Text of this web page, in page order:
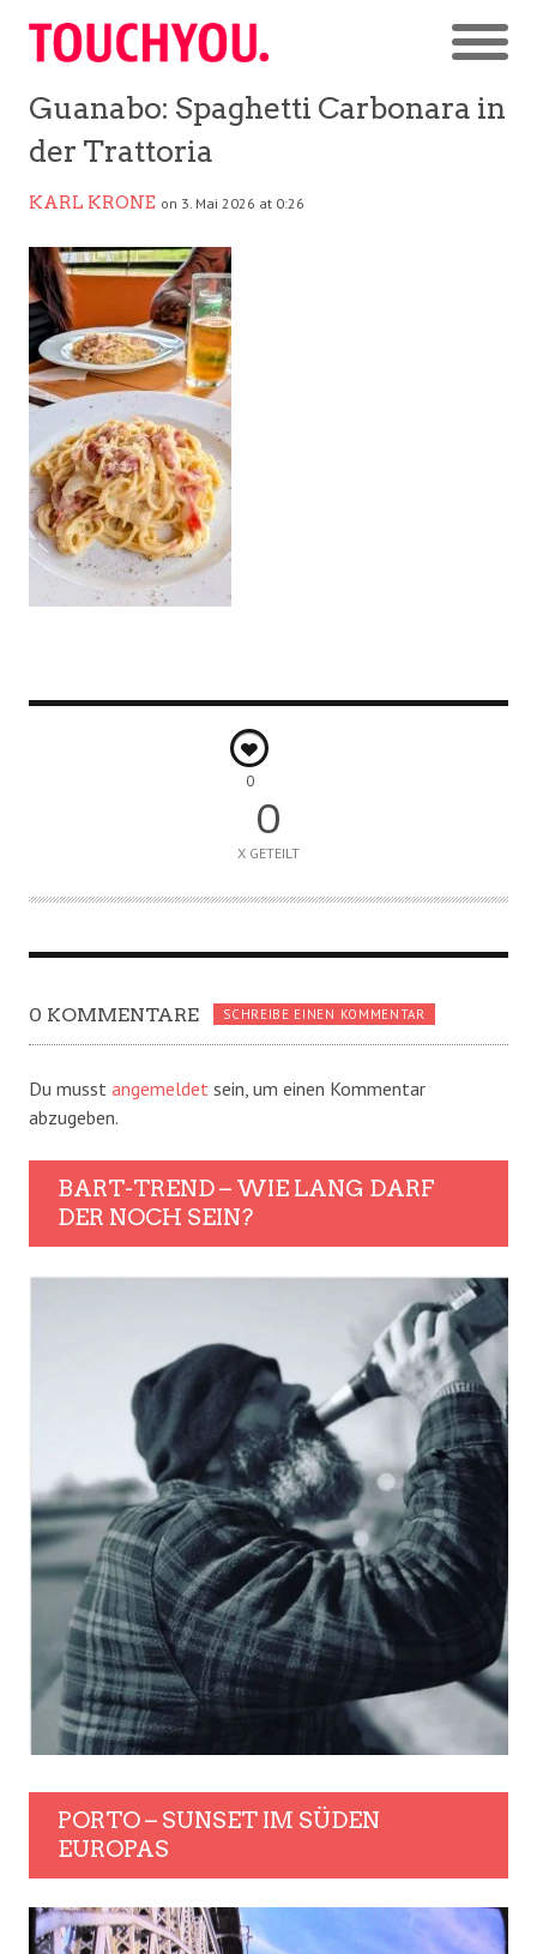
Guanabo: Spaghetti Carbonara in
der Trattoria
KARL KRONE on 3. Mai 2026 at 0:26
0
0
X GETEILT
0 KOMMENTARE SCHREIBE EINEN KOMMENTAR
Du musst angemeldet sein, um einen Kommentar
abzugeben.
BART-TREND – WIE LANG DARF
DER NOCH SEIN?
PORTO – SUNSET IM SÜDEN
EUROPAS